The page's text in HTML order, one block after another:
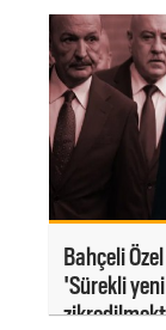
Bahçeli
'Sürekli